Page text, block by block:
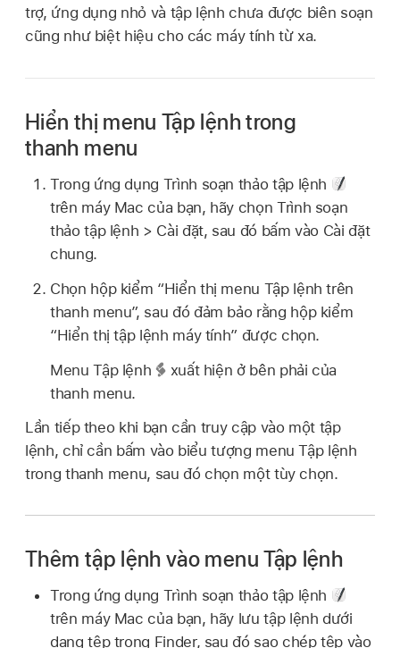
trợ, ứng dụng nhỏ và tập lệnh chưa được biên soạn
cũng như biệt hiệu cho các máy tính từ xa.
Hiển thị menu Tập lệnh trong
thanh menu
Trong ứng dụng Trình soạn thảo tập lệnh
trên máy Mac của bạn, hãy chọn Trình soạn
thảo tập lệnh > Cài đặt, sau đó bấm vào Cài đặt
chung.
Chọn hộp kiểm “Hiển thị menu Tập lệnh trên
thanh menu”, sau đó đảm bảo rằng hộp kiểm
“Hiển thị tập lệnh máy tính” được chọn.
Menu Tập lệnh xuất hiện ở bên phải của
thanh menu.
Lần tiếp theo khi bạn cần truy cập vào một tập
lệnh, chỉ cần bấm vào biểu tượng menu Tập lệnh
trong thanh menu, sau đó chọn một tùy chọn.
Thêm tập lệnh vào menu Tập lệnh
Trong ứng dụng Trình soạn thảo tập lệnh
trên máy Mac của bạn, hãy lưu tập lệnh dưới
dạng tệp trong Finder, sau đó sao chép tệp vào